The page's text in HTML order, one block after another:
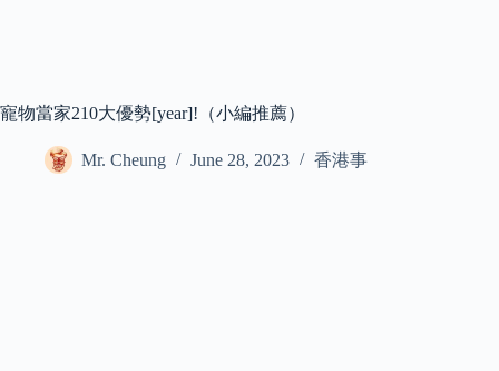
寵物當家210大優勢[year]!（小編推薦）
Mr. Cheung June 28, 2023 香港事